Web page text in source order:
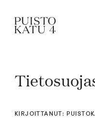
Mistä kyse?
Yhteisömme
KIRJOITTANUT: